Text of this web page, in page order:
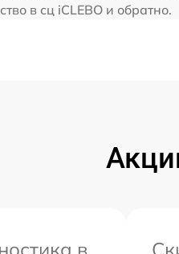
в сц iCLEBO и обратно.